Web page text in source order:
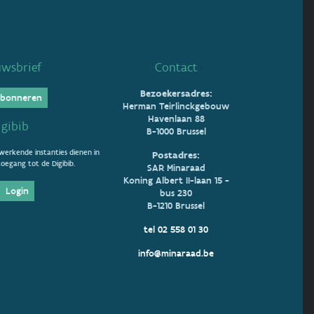
instanties dienen in
tot de Digibib.
Login
Contact
Bezoekersadres:
Herman Teirlinckgebouw
Havenlaan 88
B-1000 Brussel
Postadres:
SAR Minaraad
Koning Albert II-laan 15 -
bus 230
B-1210 Brussel
tel 02 558 01 30
info@minaraad.be